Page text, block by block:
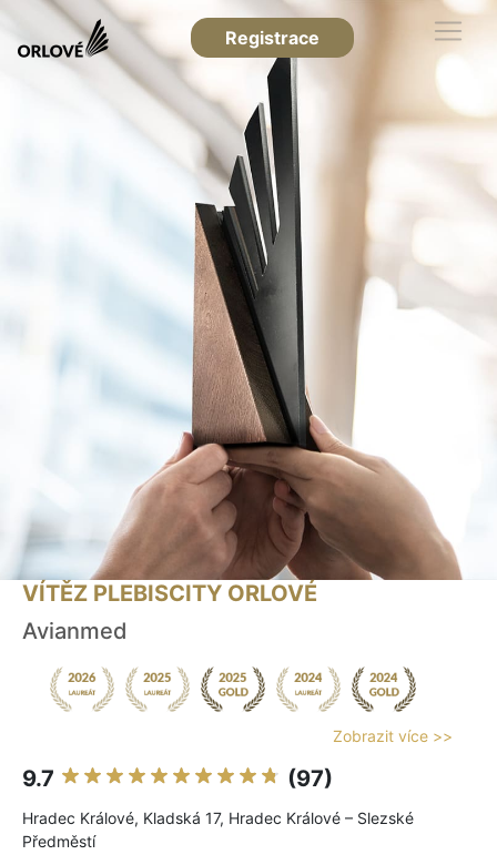
Registrace
VÍTĚZ PLEBISCITY ORLOVÉ
Avianmed
Zobrazit více >>
9.7 (97)
Hradec Králové, Kladská 17, Hradec Králové – Slezské
Předměstí